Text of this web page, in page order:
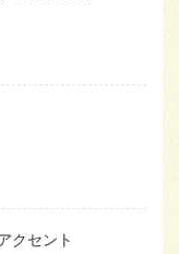
クセント